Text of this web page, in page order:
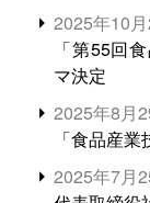
2025年10
「第55回
マ決定
2025年8月
「食品産
2025年7月